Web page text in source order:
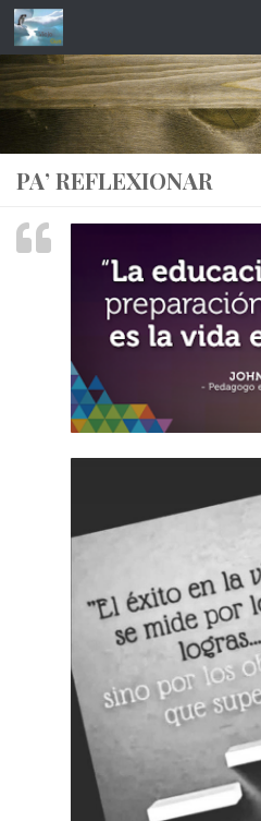
Saltar al contenido
PA’ REFLEXIONAR